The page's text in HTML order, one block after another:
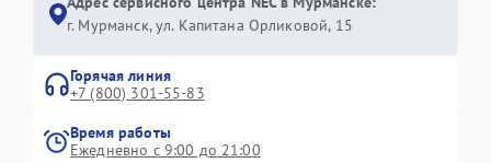
г. Мурманск, ул. Капитана Орликовой, 15
Горячая линия
+7 (800) 301-55-83
Время работы
Ежедневно с 9:00 до 21:00